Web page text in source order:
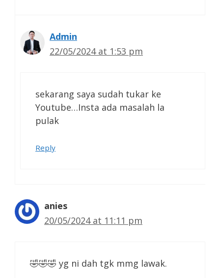
Admin
22/05/2024 at 1:53 pm
sekarang saya sudah tukar ke
Youtube…Insta ada masalah la
pulak
Reply
anies
20/05/2024 at 11:11 pm
🤣🤣🤣 yg ni dah tgk mmg lawak.